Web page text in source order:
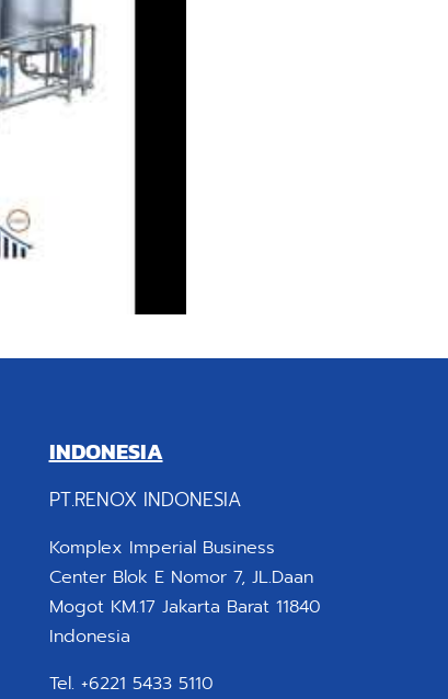
INDONESIA
PT.RENOX INDONESIA
Komplex Imperial Business
Center Blok E Nomor 7, JL.Daan
Mogot KM.17 Jakarta Barat 11840
Indonesia
Tel. +6221 5433 5110